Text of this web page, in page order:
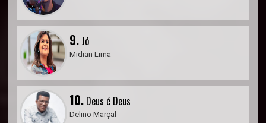
9. Jó
Midian Lima
10. Deus é Deus
Delino Marçal